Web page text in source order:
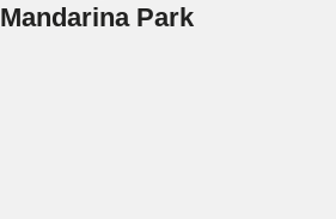
Mandarina Park